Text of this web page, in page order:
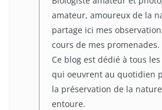
amateur, amoureux de la
partage ici mes
cours de mes promenades.
Ce blog est dédié à tous
qui oeuvrent au quotidien
la préservation de la
entoure.